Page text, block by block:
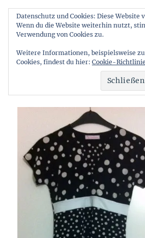
Stichelstube
Giorgios Kleid
Datenschutz und Cookies: Diese Website
Wenn du die Website weiterhin nutzt,
Verwendung von Cookies zu.
Weitere Informationen, beispielsweise
Cookies, findest du hier: Cookie-Richtlinie